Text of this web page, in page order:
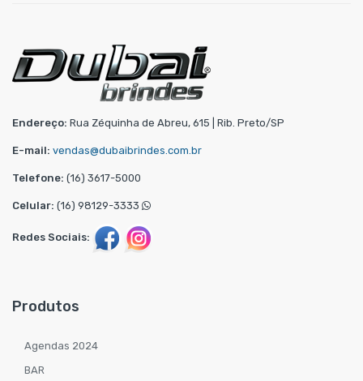
Endereço: Rua Zéquinha de Abreu, 615 | Rib. Preto/SP
E-mail: vendas@dubaibrindes.com.br
Telefone: (16) 3617-5000
Celular: (16) 98129-3333
Redes Sociais:
Produtos
Agendas 2024
BAR